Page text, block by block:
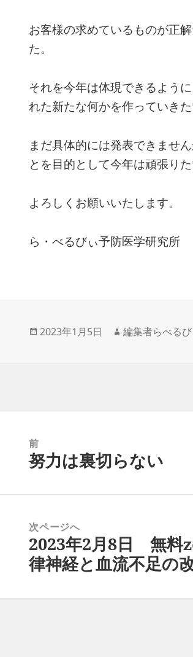
お客様の求めているものが正
た。
それを今年は体現できるよう
れた新たな何かを作っていき
まだ具体的には発表できませ
とを目的として今年は頑張り
よろしくお願いいたします。
ら・べるびぃ予防医学研究所
投
2023年1月5日
作
編集者らべる
前
前
努力は裏切らない
次ページへ
次
の
2023年2月8日 無料
律神経と血流不足の